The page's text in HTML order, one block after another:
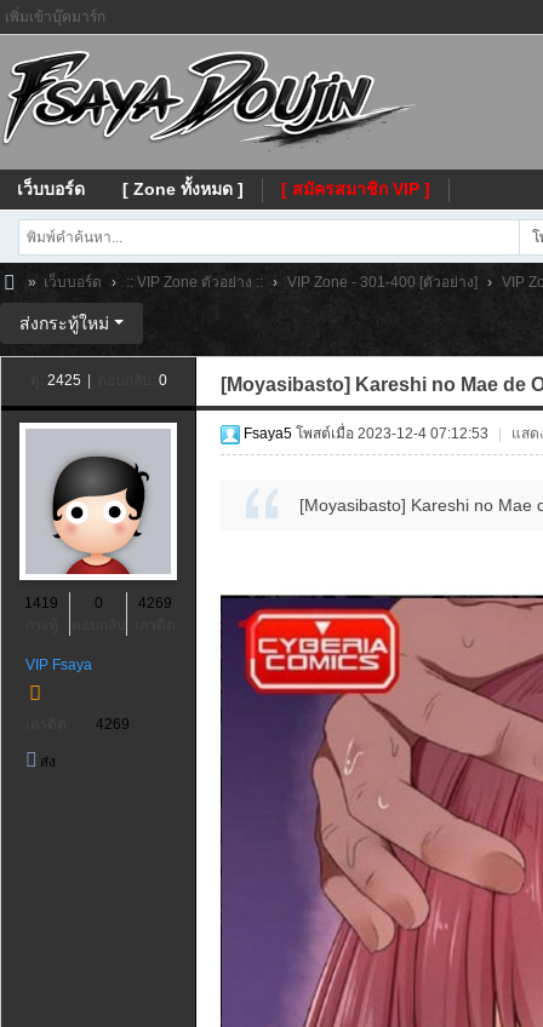
เพิ่มเข้าบุ๊คมาร์ก
เว็บบอร์ด [ Zone ทั้งหมด ] [ สมัครสมาชิก VIP ]
ay
» เว็บบอร์ด › :: VIP Zone ตัวอย่าง :: › VIP Zone - 301-400 [ตัวอย่าง] › VIP
ส่งกระทู้ใหม่
2425 0 [Moyasibasto] Kareshi no Mae de
1419
0
4269
VIP Fsaya
4269
ส่ง
Fsaya5 โพสต์เมื่อ 2023-12-4 07:12:53 แสด
[Moyasibasto] Kareshi no